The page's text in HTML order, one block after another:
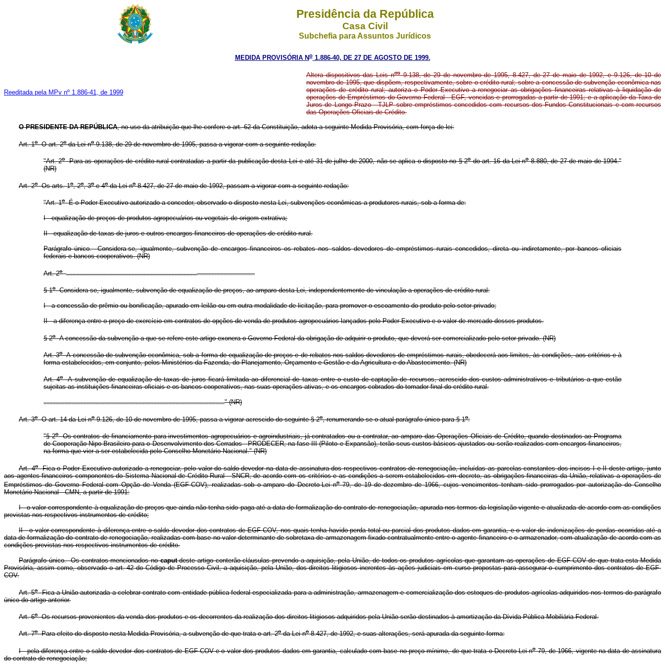
Presidência da República
Casa Civil
Subchefia para Assuntos Jurídicos
MEDIDA PROVISÓRIA No1.886-40, DE 27 DE AGOSTO DE 1999.
Reeditada pela MPv nº 1.886-41, de 1999
Altera dispositivos das Leis nos9.138, de 29 de novembro de 1995, 8.427, de 27 de maio de 1992, e 9.126, de 10 de
novembro de 1995, que dispõem, respectivamente, sobre o crédito rural; sobre a concessão de subvenção econômica nas
operações de crédito rural; autoriza o Poder Executivo a renegociar as obrigações financeiras relativas à liquidação de
operações de Empréstimos do Governo Federal - EGF, vencidas e prorrogadas a partir de 1991; e a aplicação da Taxa de
Juros de Longo Prazo - TJLP sobre empréstimos concedidos com recursos dos Fundos Constitucionais e com recursos
das Operações Oficiais de Crédito.
O PRESIDENTE DA REPÚBLICA, no uso da atribuição que lhe confere o art. 62 da Constituição, adota a seguinte Medida Provisória, com força de lei:
Art. 1oO art. 2oda Lei no9.138, de 29 de novembro de 1995, passa a vigorar com a seguinte redação:
"Art. 2oPara as operações de crédito rural contratadas a partir da publicação desta Lei e até 31 de julho de 2000, não se aplica o disposto no § 2odo art. 16 da Lei no8.880, de 27 de maio de 1994."
(NR)
Art. 2oOs arts. 1o, 2o, 3oe 4oda Lei no8.427, de 27 de maio de 1992, passam a vigorar com a seguinte redação:
"Art. 1oÉ o Poder Executivo autorizado a conceder, observado o disposto nesta Lei, subvenções econômicas a produtores rurais, sob a forma de:
I - equalização de preços de produtos agropecuários ou vegetais de origem extrativa;
II - equalização de taxas de juros e outros encargos financeiros de operações de crédito rural.
Parágrafo único. Considera-se, igualmente, subvenção de encargos financeiros os rebates nos saldos devedores de empréstimos rurais concedidos, direta ou indiretamente, por bancos oficiais
federais e bancos cooperativos. (NR)
Art. 2o ...............................................................................................................................
§ 1oConsidera-se, igualmente, subvenção de equalização de preços, ao amparo desta Lei, independentemente de vinculação a operações de crédito rural:
I - a concessão de prêmio ou bonificação, apurado em leilão ou em outra modalidade de licitação, para promover o escoamento do produto pelo setor privado;
II - a diferença entre o preço de exercício em contratos de opções de venda de produtos agropecuários lançados pelo Poder Executivo e o valor de mercado desses produtos.
§ 2oA concessão da subvenção a que se refere este artigo exonera o Governo Federal da obrigação de adquirir o produto, que deverá ser comercializado pelo setor privado. (NR)
Art. 3oA concessão de subvenção econômica, sob a forma de equalização de preços e de rebates nos saldos devedores de empréstimos rurais, obedecerá aos limites, às condições, aos critérios e à
forma estabelecidos, em conjunto, pelos Ministérios da Fazenda, do Planejamento, Orçamento e Gestão e da Agricultura e do Abastecimento. (NR)
Art. 4oA subvenção de equalização de taxas de juros ficará limitada ao diferencial de taxas entre o custo de captação de recursos, acrescido dos custos administrativos e tributários a que estão
sujeitas as instituições financeiras oficiais e os bancos cooperativos, nas suas operações ativas, e os encargos cobrados do tomador final do crédito rural.
.........................................................................................................................." (NR)
Art. 3oO art. 14 da Lei no9.126, de 10 de novembro de 1995, passa a vigorar acrescido do seguinte § 2o, renumerando-se o atual parágrafo único para § 1o:
"§ 2oOs contratos de financiamento para investimentos agropecuários e agroindustriais, já contratados ou a contratar, ao amparo das Operações Oficiais de Crédito, quando destinados ao Programa
de Cooperação Nipo-Brasileiro para o Desenvolvimento dos Cerrados - PRODECER, na fase III (Piloto e Expansão), terão seus custos básicos ajustados ou serão realizados com encargos financeiros,
na forma que vier a ser estabelecida pelo Conselho Monetário Nacional." (NR)
Art. 4oFica o Poder Executivo autorizado a renegociar, pelo valor do saldo devedor na data de assinatura dos respectivos contratos de renegociação, incluídas as parcelas constantes dos incisos I e II deste artigo, junto
aos agentes financeiros componentes do Sistema Nacional de Crédito Rural - SNCR, de acordo com os critérios e as condições a serem estabelecidos em decreto, as obrigações financeiras da União, relativas a operações de
Empréstimos do Governo Federal com Opção de Venda (EGF-COV), realizadas sob o amparo do Decreto-Lei no79, de 19 de dezembro de 1966, cujos vencimentos tenham sido prorrogados por autorização do Conselho
Monetário Nacional - CMN, a partir de 1991:
I - o valor correspondente à equalização de preços que ainda não tenha sido paga até a data de formalização do contrato de renegociação, apurada nos termos da legislação vigente e atualizada de acordo com as condições
previstas nos respectivos instrumentos de crédito;
II - o valor correspondente à diferença entre o saldo devedor dos contratos de EGF-COV, nos quais tenha havido perda total ou parcial dos produtos dados em garantia, e o valor de indenizações de perdas ocorridas até a
data de formalização do contrato de renegociação, realizadas com base no valor determinante de sobretaxa de armazenagem fixado contratualmente entre o agente financeiro e o armazenador, com atualização de acordo com as
condições previstas nos respectivos instrumentos de crédito.
Parágrafo único. Os contratos mencionados nocaputdeste artigo conterão cláusulas prevendo a aquisição, pela União, de todos os produtos agrícolas que garantam as operações de EGF-COV de que trata esta Medida
Provisória, assim como, observado o art. 42 do Código de Processo Civil, a aquisição, pela União, dos direitos litigiosos inerentes às ações judiciais em curso propostas para assegurar o cumprimento dos contratos de EGF-
COV.
Art. 5oFica a União autorizada a celebrar contrato com entidade pública federal especializada para a administração, armazenagem e comercialização dos estoques de produtos agrícolas adquiridos nos termos do parágrafo
único do artigo anterior.
Art. 6oOs recursos provenientes da venda dos produtos e os decorrentes da realização dos direitos litigiosos adquiridos pela União serão destinados à amortização da Dívida Pública Mobiliária Federal.
Art. 7oPara efeito do disposto nesta Medida Provisória, a subvenção de que trata o art. 2oda Lei no8.427, de 1992, e suas alterações, será apurada da seguinte forma:
I - pela diferença entre o saldo devedor dos contratos de EGF-COV e o valor dos produtos dados em garantia, calculado com base no preço mínimo, de que trata o Decreto-Lei no79, de 1966, vigente na data de assinatura
do contrato de renegociação;